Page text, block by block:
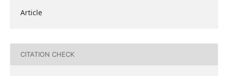
Article
CITATION CHECK